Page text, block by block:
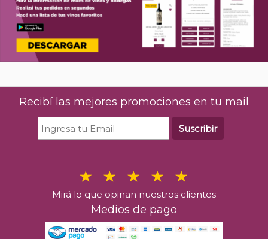
Recibí las mejores promociones en tu mail
Suscribir
Mirá lo que opinan nuestros clientes
Medios de pago